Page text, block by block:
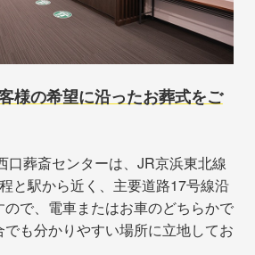
様の希望に沿ったお葬式をご
口葬斎センターは、JR京浜東北線
と駅から近く、主要道路17号線沿
で、電車またはお車のどちらかで
も分かりやすい場所に立地してお